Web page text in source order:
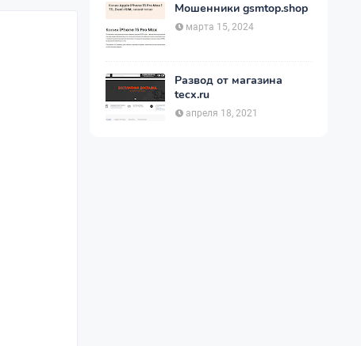
Мошенники gsmtop.shop
марта 15, 2024
Развод от магазина
tecx.ru
апреля 18, 2021